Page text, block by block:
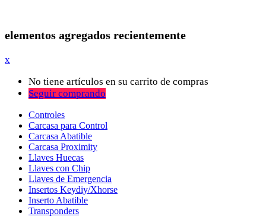
elementos agregados recientemente
x
No tiene artículos en su carrito de compras
Seguir comprando
Controles
Carcasa para Control
Carcasa Abatible
Carcasa Proximity
Llaves Huecas
Llaves con Chip
Llaves de Emergencia
Insertos Keydiy/Xhorse
Inserto Abatible
Transponders